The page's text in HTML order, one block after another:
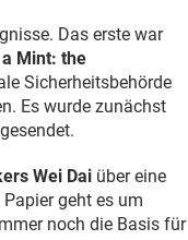
Das erste war
Mint: the
Sicherheitsbehörde
Es wurde zunächst
Wei Dai über eine
Papier geht es um
noch die Basis für